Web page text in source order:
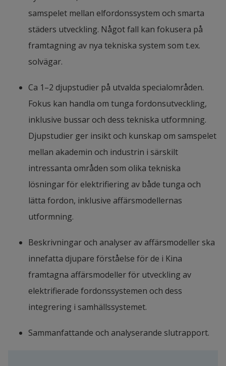
samspelet mellan elfordonssystem och smarta
städers utveckling. Något fall kan fokusera på
framtagning av nya tekniska system som t.ex.
solvägar.
Ca 1–2 djupstudier på utvalda specialområden.
Fokus kan handla om tunga fordonsutveckling,
inklusive bussar och dess tekniska utformning.
Djupstudier ger insikt och kunskap om samspelet
mellan akademin och industrin i särskilt
intressanta områden som olika tekniska
lösningar för elektrifiering av både tunga och
lätta fordon, inklusive affärsmodellernas
utformning.
Beskrivningar och analyser av affärsmodeller ska
innefatta djupare förståelse för de i Kina
framtagna affärsmodeller för utveckling av
elektrifierade fordonssystemen och dess
integrering i samhällssystemet.
Sammanfattande och analyserande slutrapport.